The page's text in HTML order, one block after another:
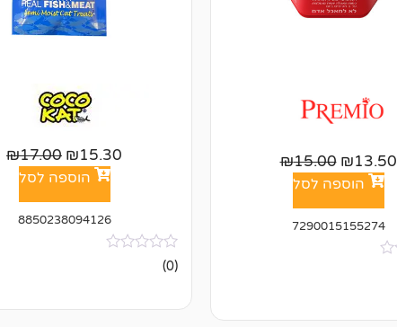
₪13.50
₪15.00
הוספה לסל
7290015155274
₪15.30
₪17.00
הוספה לסל
8850238094126
אין
ביקורות
(0)